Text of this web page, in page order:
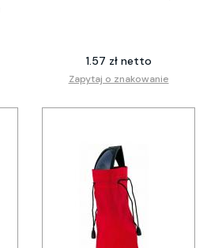
1.57 zł netto
Zapytaj o znakowanie